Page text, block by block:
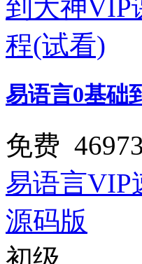
易语言0基础
免费 46973
易语言VIP
源码版